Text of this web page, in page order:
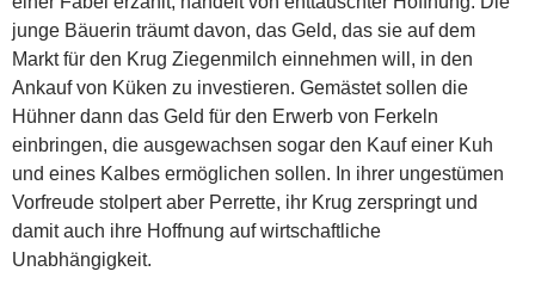
junge Bäuerin träumt davon, das Geld, das sie auf dem
Markt für den Krug Ziegenmilch einnehmen will, in den
Ankauf von Küken zu investieren. Gemästet sollen die
Hühner dann das Geld für den Erwerb von Ferkeln
einbringen, die ausgewachsen sogar den Kauf einer Kuh
und eines Kalbes ermöglichen sollen. In ihrer ungestümen
Vorfreude stolpert aber Perrette, ihr Krug zerspringt und
damit auch ihre Hoffnung auf wirtschaftliche
Unabhängigkeit.